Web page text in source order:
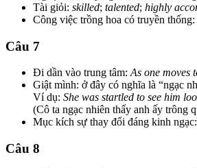
Tài giỏi: skilled; talented; highly
Công việc trồng hoa có truyền thống:
Câu 7
Đi dần vào trung tâm:As one moves
Giật mình: ở đây có nghĩa là “ngạc
Ví dụ: She was startled to see him
(Cô ta ngạc nhiên thấy anh ấy trông
Mục kích sự thay đổi đáng kinh ngạc:
Câu 8